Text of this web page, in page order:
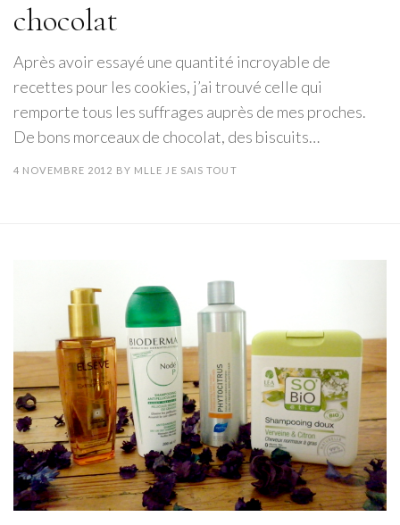
chocolat
Après avoir essayé une quantité incroyable de
recettes pour les cookies, j’ai trouvé celle qui
remporte tous les suffrages auprès de mes proches.
De bons morceaux de chocolat, des biscuits…
4 NOVEMBRE 2012 BY MLLE JE SAIS TOUT